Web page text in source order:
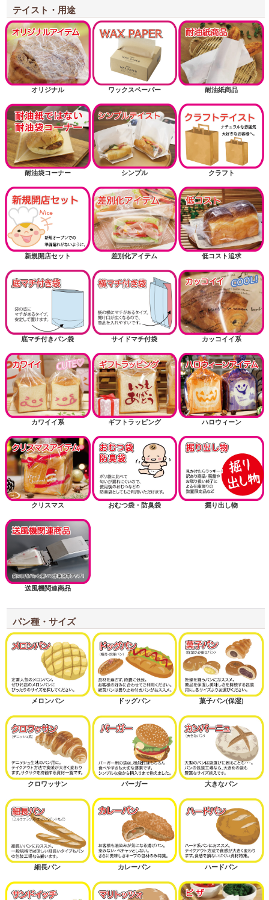
テイスト・用途
オリジナル ワックスペーパー 耐油紙商品
耐油袋コーナー シンプル クラフト
新規開店セット 差別化アイテム 低コスト追求
底マチ付きパン袋 サイドマチ付袋 カッコイイ系
カワイイ系 ギフトラッピング ハロウィーン
クリスマス おむつ袋・防臭袋 掘り出し物
送風機関連商品
パン種・サイズ
メロンパン ドッグパン 菓子パン(保湿)
クロワッサン バーガー 大きなパン
細長パン カレーパン ハードパン